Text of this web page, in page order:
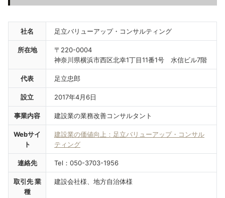
社名 足立バリューアップ・コンサルティング
所在地
〒220-0004
神奈川県横浜市西区北幸1丁目11番1号 水信ビル7階
代表 足立忠郎
設立 2017年4月6日
事業内容 建設業の業務改善コンサルタント
Webサイ
ト
建設業の価値向上：足立バリューアップ・コンサル
ティング
連絡先 Tel：050-3703-1956
取引先 業
種
建設会社様、地方自治体様